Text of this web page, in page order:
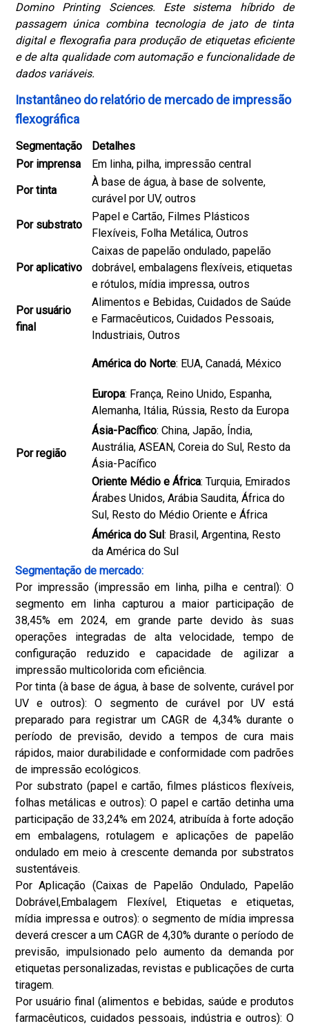
Domino Printing Sciences. Este sistema híbrido de
passagem única combina tecnologia de jato de tinta
digital e flexografia para produção de etiquetas eficiente
e de alta qualidade com automação e funcionalidade de
dados variáveis.
Instantâneo do relatório de mercado de impressão
flexográfica
Segmentação
Detalhes
Por imprensa
Em linha, pilha, impressão central
Por tinta
À base de água, à base de solvente,
curável por UV, outros
Por substrato
Papel e Cartão, Filmes Plásticos
Flexíveis, Folha Metálica, Outros
Por aplicativo
Caixas de papelão ondulado, papelão
dobrável, embalagens flexíveis, etiquetas
e rótulos, mídia impressa, outros
Por usuário
final
Alimentos e Bebidas, Cuidados de Saúde
e Farmacêuticos, Cuidados Pessoais,
Industriais, Outros
Por região
América do Norte: EUA, Canadá, México
Europa: França, Reino Unido, Espanha,
Alemanha, Itália, Rússia, Resto da Europa
Ásia-Pacífico: China, Japão, Índia,
Austrália, ASEAN, Coreia do Sul, Resto da
Ásia-Pacífico
Oriente Médio e África: Turquia, Emirados
Árabes Unidos, Arábia Saudita, África do
Sul, Resto do Médio Oriente e África
Ámérica do Sul: Brasil, Argentina, Resto
da América do Sul
Segmentação de mercado:
Por impressão (impressão em linha, pilha e central): O
segmento em linha capturou a maior participação de
38,45% em 2024, em grande parte devido às suas
operações integradas de alta velocidade, tempo de
configuração reduzido e capacidade de agilizar a
impressão multicolorida com eficiência.
Por tinta (à base de água, à base de solvente, curável por
UV e outros): O segmento de curável por UV está
preparado para registrar um CAGR de 4,34% durante o
período de previsão, devido a tempos de cura mais
rápidos, maior durabilidade e conformidade com padrões
de impressão ecológicos.
Por substrato (papel e cartão, filmes plásticos flexíveis,
folhas metálicas e outros): O papel e cartão detinha uma
participação de 33,24% em 2024, atribuída à forte adoção
em embalagens, rotulagem e aplicações de papelão
ondulado em meio à crescente demanda por substratos
sustentáveis.
Por Aplicação (Caixas de Papelão Ondulado, Papelão
Dobrável,Embalagem Flexível, Etiquetas e etiquetas,
mídia impressa e outros): o segmento de mídia impressa
deverá crescer a um CAGR de 4,30% durante o período de
previsão, impulsionado pelo aumento da demanda por
etiquetas personalizadas, revistas e publicações de curta
tiragem.
Por usuário final (alimentos e bebidas, saúde e produtos
farmacêuticos, cuidados pessoais, indústria e outros): O